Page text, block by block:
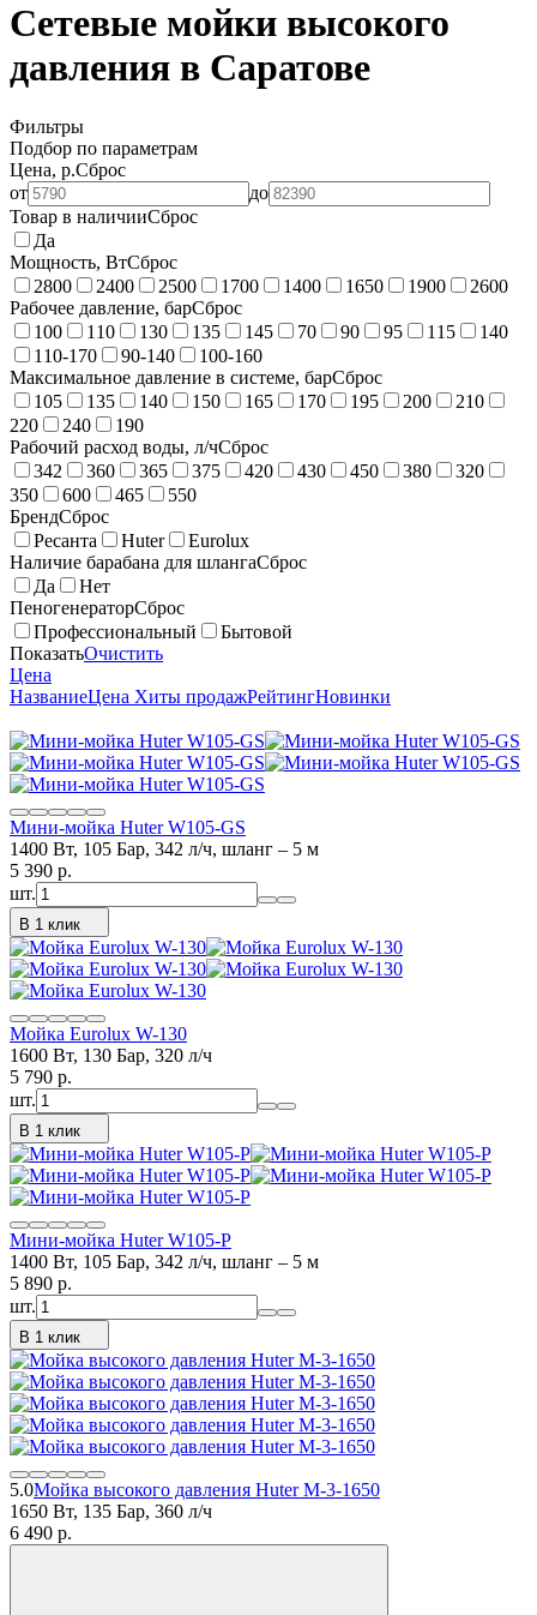
Сетевые мойки высокого
давления в Саратове
Фильтры
Подбор по параметрам
Цена, р.Сброс
от
до
Товар в наличииСброс
Да
Мощность, ВтСброс
2800
2400 2500 1700 1400 1650 1900
2600
Рабочее давление, барСброс
100
110 130 135 145 70 90 95 115
140
110-170
90-140
100-160
Максимальное давление в системе, барСброс
105
135 140 150 165 170 195 200
210
220
240
190
Рабочий расход воды, л/чСброс
342
360 365 375 420 430 450 380
320
350
600 465
550
БрендСброс
Ресанта
Huter
Eurolux
Наличие барабана для шлангаСброс
Да
Нет
ПеногенераторСброс
Профессиональный
Бытовой
ПоказатьОчистить
Цена
НазваниеЦена Хиты продажРейтингНовинки
Мини-мойка Huter W105-GS
1400 Вт, 105 Бар, 342 л/ч, шланг – 5 м
5 390 p.
шт.
В 1 клик
Мойка Eurolux W-130
1600 Вт, 130 Бар, 320 л/ч
5 790 p.
шт.
В 1 клик
Мини-мойка Huter W105-Р
1400 Вт, 105 Бар, 342 л/ч, шланг – 5 м
5 890 p.
шт.
В 1 клик
5.0Мойка высокого давления Huter M-3-1650
1650 Вт, 135 Бар, 360 л/ч
6 490 p.